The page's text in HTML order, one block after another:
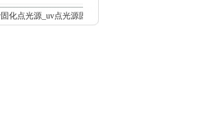
化点光源_uv点光源固化